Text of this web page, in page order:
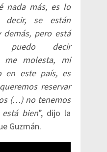
nada más, es lo
se están
pero está
decir
me molesta, mi
en este país, es
reservar
(…) no tenemos
bien”, dijo la
Guzmán.​